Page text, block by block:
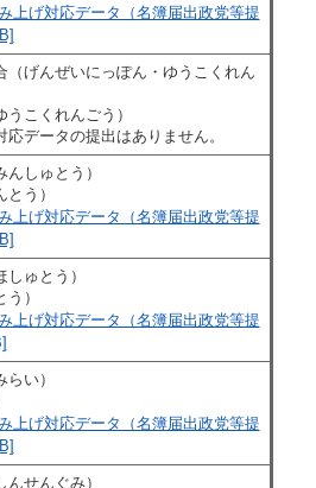
上げ対応データ（名簿届出政党等提
げんぜいにっぽん・ゆうこくれん
こくれんごう）
データの提出はありません。
しゅとう）
う）
上げ対応データ（名簿届出政党等提
ゅとう）
）
上げ対応データ（名簿届出政党等提
い）
上げ対応データ（名簿届出政党等提
せんぐみ）